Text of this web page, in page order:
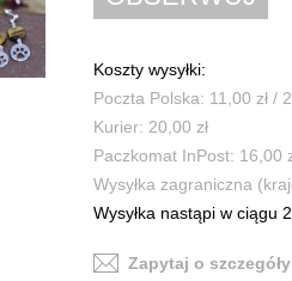
Koszty wysyłki:
Poczta Polska: 11,00 zł /
Kurier: 20,00 zł
Paczkomat InPost: 16,00
Wysyłka zagraniczna
Wysyłka nastąpi w ciągu
Zapytaj o